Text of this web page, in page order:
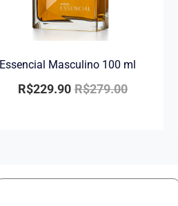
Essencial Masculino 100 ml
R$279.00
R$229.90